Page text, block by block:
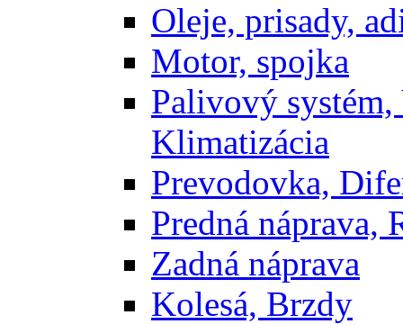
Oleje, prisady,
Motor, spojka
Palivový
Klimatizácia
Prevodovka,
Predná náprava,
Zadná náprava
Kolesá, Brzdy